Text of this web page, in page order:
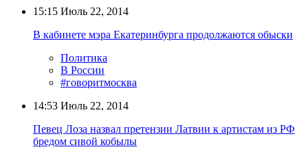
15:15 Июль 22, 2014
В кабинете мэра Екатеринбурга продолжаются обыски
Политика
В России
#говоритмосква
14:53 Июль 22, 2014
Певец Лоза назвал претензии Латвии к артистам из РФ
бредом сивой кобылы